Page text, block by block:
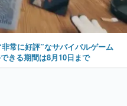
常に好評”なサバイバルゲーム
きる期間は8月10日まで